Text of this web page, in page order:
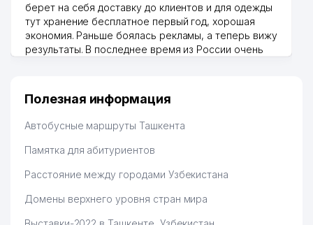
берет на себя доставку до клиентов и для одежды
тут хранение бесплатное первый год, хорошая
экономия. Раньше боялась рекламы, а теперь вижу
результаты. В последнее время из России очень
Hamida 03.08.2026 12:45:39
Полезная информация
Автобусные маршруты Ташкента
Памятка для абитуриентов
Расстояние между городами Узбекистана
Домены верхнего уровня стран мира